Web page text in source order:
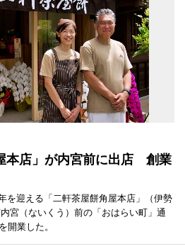
本店」が内宮前に出店 創業
を迎える「二軒茶屋餅角屋本店」（伊勢
宮（ないくう）前の「おはらい町」通
開業した。